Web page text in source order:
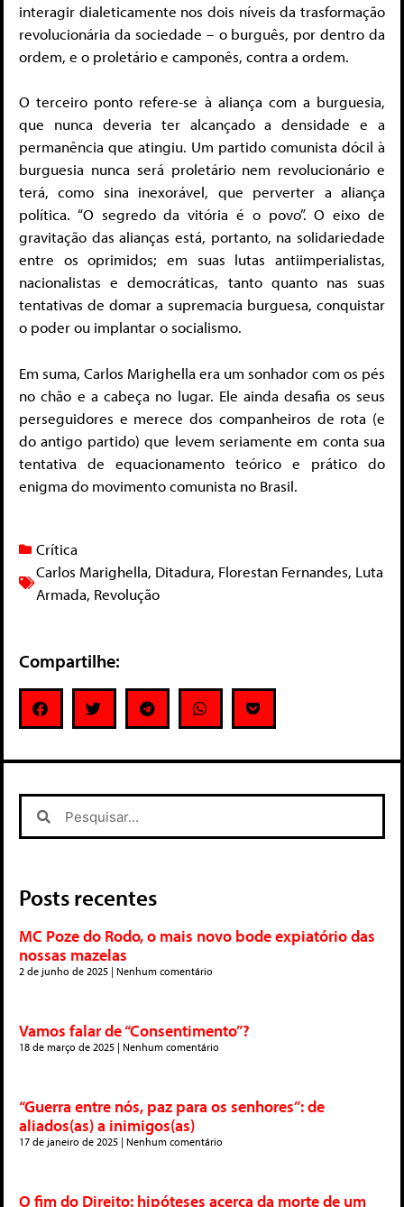
interagir dialeticamente nos dois níveis da trasformação
revolucionária da sociedade – o burguês, por dentro da
ordem, e o proletário e camponês, contra a ordem.
O terceiro ponto refere-se à aliança com a burguesia,
que nunca deveria ter alcançado a densidade e a
permanência que atingiu. Um partido comunista dócil à
burguesia nunca será proletário nem revolucionário e
terá, como sina inexorável, que perverter a aliança
política. “O segredo da vitória é o povo”. O eixo de
gravitação das alianças está, portanto, na solidariedade
entre os oprimidos; em suas lutas antiimperialistas,
nacionalistas e democráticas, tanto quanto nas suas
tentativas de domar a supremacia burguesa, conquistar
o poder ou implantar o socialismo.
Em suma, Carlos Marighella era um sonhador com os pés
no chão e a cabeça no lugar. Ele ainda desafia os seus
perseguidores e merece dos companheiros de rota (e
do antigo partido) que levem seriamente em conta sua
tentativa de equacionamento teórico e prático do
enigma do movimento comunista no Brasil.
Crítica
Carlos Marighella, Ditadura, Florestan Fernandes, Luta
Armada, Revolução
Compartilhe:
Posts recentes
MC Poze do Rodo, o mais novo bode expiatório das
nossas mazelas
2 de junho de 2025 Nenhum comentário
Vamos falar de “Consentimento”?
18 de março de 2025 Nenhum comentário
“Guerra entre nós, paz para os senhores”: de
aliados(as) a inimigos(as)
17 de janeiro de 2025 Nenhum comentário
O fim do Direito: hipóteses acerca da morte de um